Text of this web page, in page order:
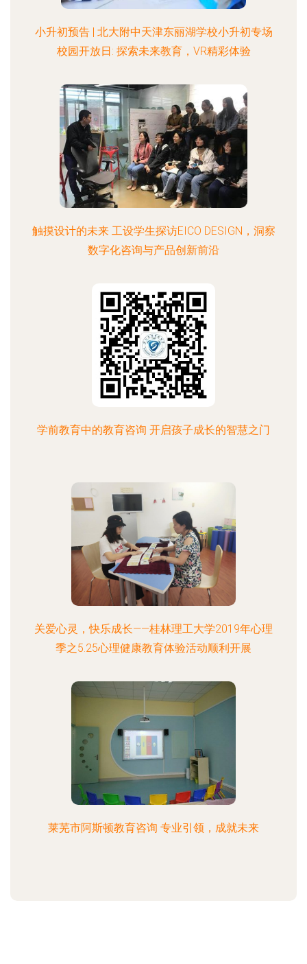
小升初预告 | 北大附中天津东丽湖学校小升初专场
校园开放日: 探索未来教育，VR精彩体验
触摸设计的未来 工设学生探访EICO DESIGN，洞察
数字化咨询与产品创新前沿
学前教育中的教育咨询 开启孩子成长的智慧之门
关爱心灵，快乐成长——桂林理工大学2019年心理
季之5.25心理健康教育体验活动顺利开展
莱芜市阿斯顿教育咨询 专业引领，成就未来